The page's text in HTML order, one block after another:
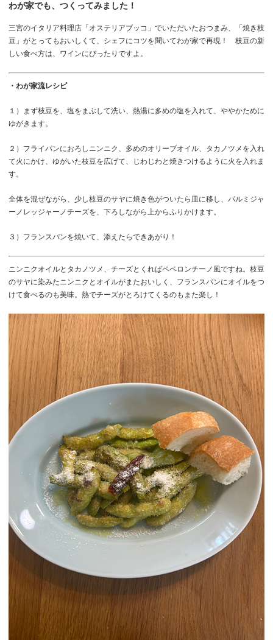
わが家でも、つくってみました！
三宮のイタリア料理店「オステリアブッコ」でいただいたおつまみ、「焼き枝
豆」がとってもおいしくて、シェフにコツを聞いてわが家で再現！ 枝豆の新
しい食べ方は、ワインにぴったりですよ。
・わが家流レシピ
１）まず枝豆を、塩をまぶして洗い、熱湯に多めの塩を入れて、ややかために
ゆがきます。
２）フライパンにおろしニンニク、多めのオリーブオイル、タカノツメを入れ
て火にかけ、ゆがいた枝豆を広げて、じわじわと焼きつけるように火を入れま
す。
全体を混ぜながら、少し枝豆のサヤに焼き色がついたら皿に移し、パルミジャ
ーノレッジャーノチーズを、下ろしながら上からふりかけます。
３）フランスパンを焼いて、添えたらできあがり！
ニンニクオイルとタカノツメ、チーズとくればペペロンチーノ風ですね。枝豆
のサヤに染みたニンニクとオイルがまたおいしく、フランスパンにオイルをつ
けて食べるのも美味。熱でチーズがとろけてくるのもまた楽し！